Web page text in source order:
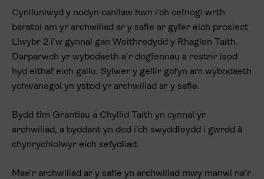
Cynlluniwyd y nodyn canllaw hwn i’ch cefnogi wrth
baratoi am yr archwiliad ar y safle ar gyfer eich prosiect
Llwybr 2 i’w gynnal gan Weithredydd y Rhaglen Taith.
Darparwch yr wybodaeth a’r dogfennau a restrir isod
hyd eithaf eich gallu. Sylwer y gellir gofyn am wybodaeth
ychwanegol yn ystod yr archwiliad ar y safle.
Bydd tîm Grantiau a Chyllid Taith yn cynnal yr
archwiliad, a byddant yn dod i’ch swyddfeydd i gwrdd â
chynrychiolwyr eich sefydliad.
Mae’r archwiliad ar y safle yn archwiliad mwy manwl na’r